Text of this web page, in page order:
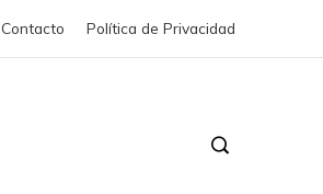
Contacto Política de Privacidad